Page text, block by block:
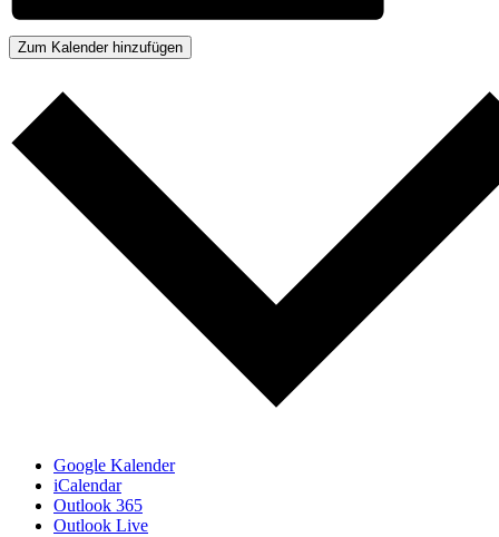
Zum Kalender hinzufügen
Google Kalender
iCalendar
Outlook 365
Outlook Live